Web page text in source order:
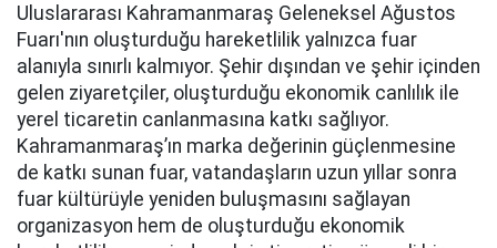
Uluslararası Kahramanmaraş Geleneksel Ağustos
Fuarı'nın oluşturduğu hareketlilik yalnızca fuar
alanıyla sınırlı kalmıyor. Şehir dışından ve şehir içinden
gelen ziyaretçiler, oluşturduğu ekonomik canlılık ile
yerel ticaretin canlanmasına katkı sağlıyor.
Kahramanmaraş’ın marka değerinin güçlenmesine
de katkı sunan fuar, vatandaşların uzun yıllar sonra
fuar kültürüyle yeniden buluşmasını sağlayan
organizasyon hem de oluşturduğu ekonomik